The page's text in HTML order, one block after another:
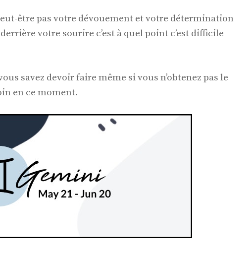
être pas votre dévouement et votre détermination
votre sourire c’est à quel point c’est difficile
savez devoir faire même si vous n’obtenez pas le
en ce moment.